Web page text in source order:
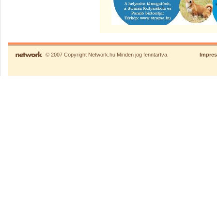
© 2007 Copyright Network.hu Minden jog fenntartva.